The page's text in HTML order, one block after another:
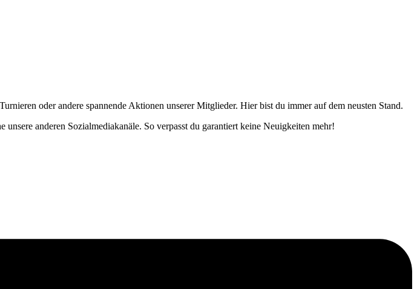
oder andere spannende Aktionen unserer Mitglieder. Hier bist du immer auf dem neusten Stand.
anderen Sozialmediakanäle. So verpasst du garantiert keine Neuigkeiten mehr!